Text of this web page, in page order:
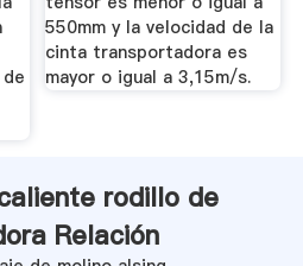
550mm y la velocidad de la
cinta transportadora es
mayor o igual a 3,15m/s.
rodillo de
Relación